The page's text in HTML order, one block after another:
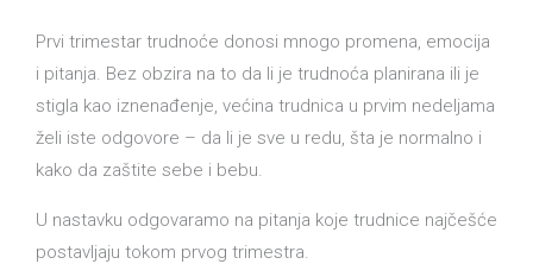
Prvi trimestar trudnoće donosi mnogo promena, emocija
i pitanja. Bez obzira na to da li je trudnoća planirana ili je
stigla kao iznenađenje, većina trudnica u prvim nedeljama
želi iste odgovore – da li je sve u redu, šta je normalno i
kako da zaštite sebe i bebu.
U nastavku odgovaramo na pitanja koje trudnice najčešće
postavljaju tokom prvog trimestra.